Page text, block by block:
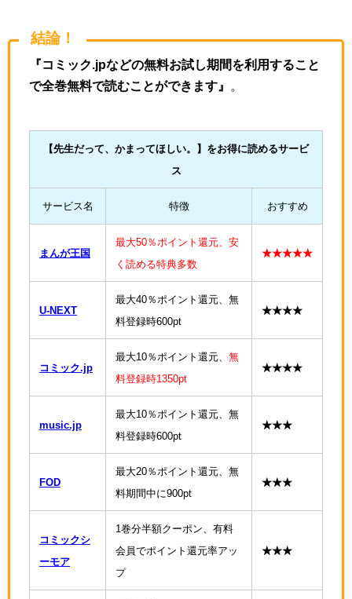
結論！
『コミック.jpなどの無料お試し期間を利用すること
で全巻無料で読むことができます』
【先生だって、かまってほしい。 】をお得に読めるサービ
ス
サービス名 特徴 おすすめ
まんが王国
最大50％ポイント還元、安
く読める特典多数
★★★★★
U-NEXT
最大40％ポイント還元、無
料登録時600pt
★★★★
コミック.jp
最大10％ポイント還元、 無
料登録時1350pt
★★★★
music.jp
最大10％ポイント還元、無
料登録時600pt
★★★
FOD
最大20％ポイント還元、無
料期間中に900pt
★★★
コミックシ
ーモア
1巻分半額クーポン、有料
会員でポイント還元率アッ
プ
★★★